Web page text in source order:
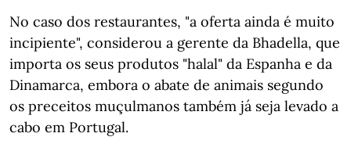
No caso dos restaurantes, "a oferta ainda é muito
incipiente", considerou a gerente da Bhadella, que
importa os seus produtos "halal" da Espanha e da
Dinamarca, embora o abate de animais segundo
os preceitos muçulmanos também já seja levado a
cabo em Portugal.